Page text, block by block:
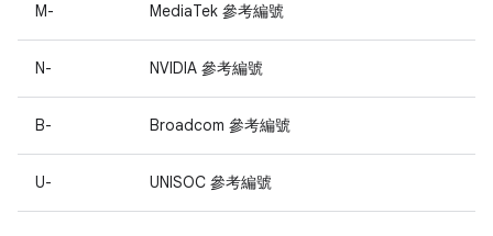
M- MediaTek 參考編號
N- NVIDIA 參考編號
B- Broadcom 參考編號
U- UNISOC 參考編號